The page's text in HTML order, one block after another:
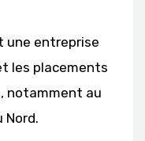
une entreprise
les placements
notamment au
Nord.